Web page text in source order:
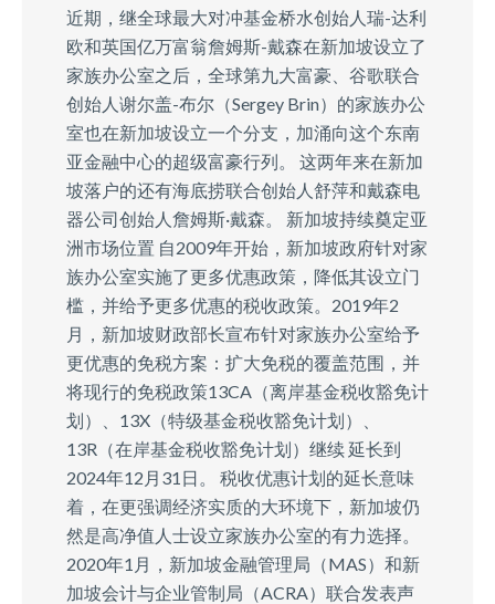
近期，继全球最⼤对冲基⾦桥⽔创始⼈瑞-达利
欧和英国亿万富翁詹姆斯-戴森在新加坡设立了
家族办公室之后，全球第九⼤富豪、⾕歌联合
创始⼈谢尔盖-布尔（Sergey Brin）的家族办公
室也在新加坡设立⼀个分⽀，加涌向这个东南
亚⾦融中⼼的超级富豪⾏列。 这两年来在新加
坡落户的还有海底捞联合创始人舒萍和戴森电
器公司创始人詹姆斯·戴森。 新加坡持续奠定亚
洲市场位置 自2009年开始，新加坡政府针对家
族办公室实施了更多优惠政策，降低其设立门
槛，并给予更多优惠的税收政策。2019年2
月，新加坡财政部长宣布针对家族办公室给予
更优惠的免税方案：扩大免税的覆盖范围，并
将现行的免税政策13CA（离岸基金税收豁免计
划）、13X（特级基金税收豁免计划）、
13R（在岸基金税收豁免计划）继续 延长到
2024年12月31日。 税收优惠计划的延长意味
着，在更强调经济实质的大环境下，新加坡仍
然是高净值人士设立家族办公室的有力选择。
2020年1月，新加坡金融管理局（MAS）和新
加坡会计与企业管制局（ACRA）联合发表声